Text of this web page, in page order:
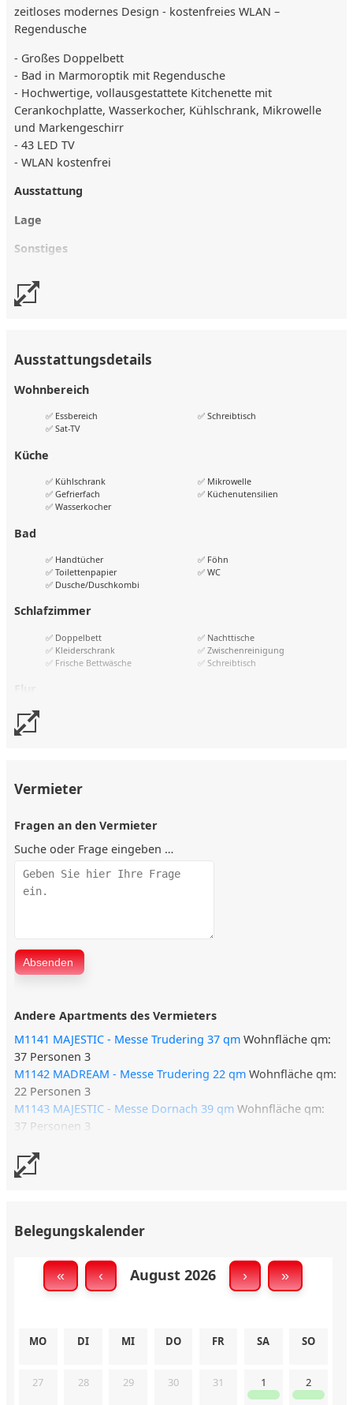
zeitloses modernes Design - kostenfreies WLAN –
Regendusche
- Großes Doppelbett
- Bad in Marmoroptik mit Regendusche
- Hochwertige, vollausgestattete Kitchenette mit
Cerankochplatte, Wasserkocher, Kühlschrank, Mikrowelle
und Markengeschirr
- 43 LED TV
- WLAN kostenfrei
Ausstattung
Lage
Sonstiges
Ausstattungsdetails
Wohnbereich
✅ Essbereich
✅ Sat-TV
✅ Schreibtisch
Küche
✅ Kühlschrank
✅ Gefrierfach
✅ Wasserkocher
✅ Mikrowelle
✅ Küchenutensilien
Bad
✅ Handtücher
✅ Toilettenpapier
✅ Dusche/Duschkombi
✅ Föhn
✅ WC
Schlafzimmer
✅ Doppelbett
✅ Kleiderschrank
✅ Frische Bettwäsche
✅ Nachttische
✅ Zwischenreinigung
✅ Schreibtisch
Außenbereich
Sonstiges
✅ Kinderbett
Vermieter
Fragen an den Vermieter
Suche oder Frage eingeben …
Andere Apartments des Vermieters
M1141 MAJESTIC - Messe Trudering 37 qm Wohnfläche qm:
37 Personen 3
M1142 MADREAM - Messe Trudering 22 qm Wohnfläche qm:
22 Personen 3
M1143 MAJESTIC - Messe Dornach 39 qm Wohnfläche qm:
37 Personen 3
Belegungskalender
« ‹ August 2026 › »
MO DI MI DO FR SA SO
27 28 29 30 31 1 2